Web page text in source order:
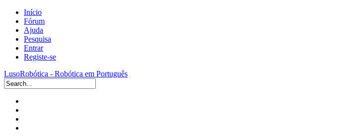
Início
Fórum
Ajuda
Pesquisa
Entrar
Registe-se
LusoRobótica - Robótica em Português